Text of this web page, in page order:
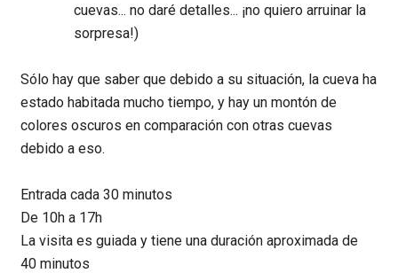
cuevas... no daré detalles... ¡no quiero arruinar la
sorpresa!)
Sólo hay que saber que debido a su situación, la cueva ha
estado habitada mucho tiempo, y hay un montón de
colores oscuros en comparación con otras cuevas
debido a eso.
Entrada cada 30 minutos
De 10h a 17h
La visita es guiada y tiene una duración aproximada de
40 minutos